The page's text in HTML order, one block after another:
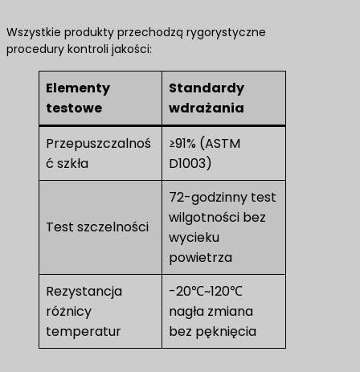
Wszystkie produkty przechodzą rygorystyczne
procedury kontroli jakości:
Elementy
testowe
Standardy
wdrażania
Przepuszczalnoś
ć szkła
≥91% (ASTM
D1003)
Test szczelności
72-godzinny test
wilgotności bez
wycieku
powietrza
Rezystancja
różnicy
temperatur
-20℃~120℃
nagła zmiana
bez pęknięcia